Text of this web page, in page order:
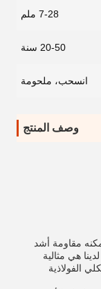
7-28 ملم
20-50 سنة
انسحب، ملحومة
وصف المنتج
مقاومة أشد
هي مثالية
الفولاذية